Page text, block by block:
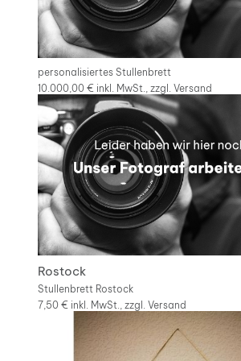
personalisiertes Stullenbrett
10.000,00 € inkl. MwSt., zzgl. Versand
Rostock
Stullenbrett Rostock
7,50 € inkl. MwSt., zzgl. Versand